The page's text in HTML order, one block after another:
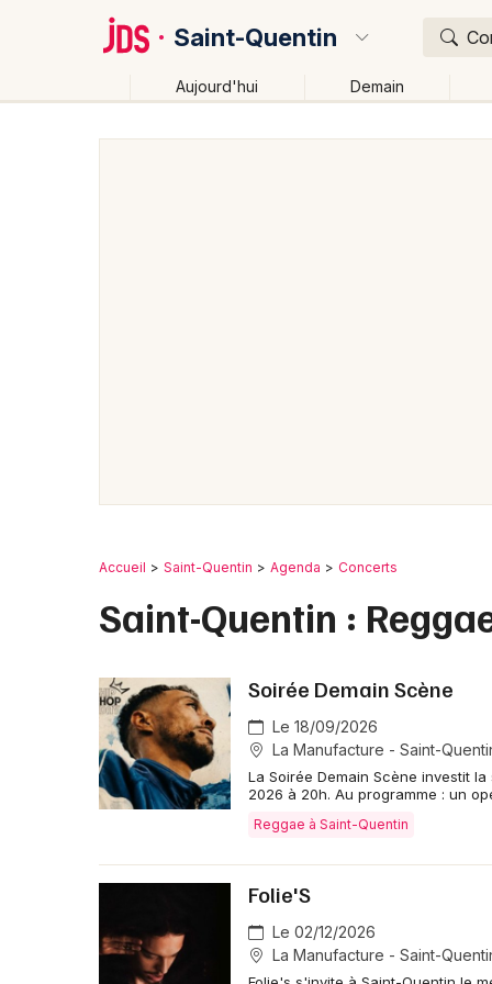
Saint-Quentin
Aujourd'hui Demain
Accueil Saint-Quentin Agenda Concerts
Saint-Quentin :
Soirée Demain Scène
Le 18/09/2026
La Manufacture - Saint-
La Soirée Demain Scène investit
2026 à 20h. Au programme : un
Reggae à Saint-Quentin
Folie'S
Le 02/12/2026
La Manufacture - Saint-